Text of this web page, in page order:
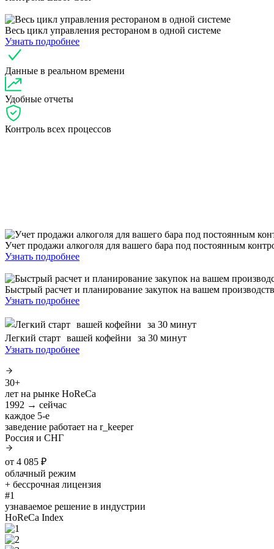
Весь цикл управления рестораном в одной системе
Узнать подробнее
Данные в реальном времени
Удобные отчеты
Контроль всех процессов
Учет продажи алкоголя для вашего бара под постоянным
Узнать подробнее
Быстрый расчет и планирование закупок на вашем
Узнать подробнее
Легкий старт вашей кофейни за 30 минут
Узнать подробнее
30+
лет на рынке HoReCa
1992 → сейчас
каждое 5-е
заведение работает на r_keeper
Россия и СНГ
от 4 085 ₽
облачный режим
+ бессрочная лицензия
#1
узнаваемое решение в индустрии
HoReCa Index